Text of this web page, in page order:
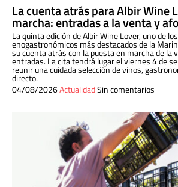
La cuenta atrás para Albir Wine
marcha: entradas a la venta y
La quinta edición de Albir Wine Lover, uno de
enogastronómicos más destacados de la
su cuenta atrás con la puesta en marcha de la
entradas. La cita tendrá lugar el viernes 4 de
reunir una cuidada selección de vinos,
directo.
04/08/2026ActualidadSin comentarios